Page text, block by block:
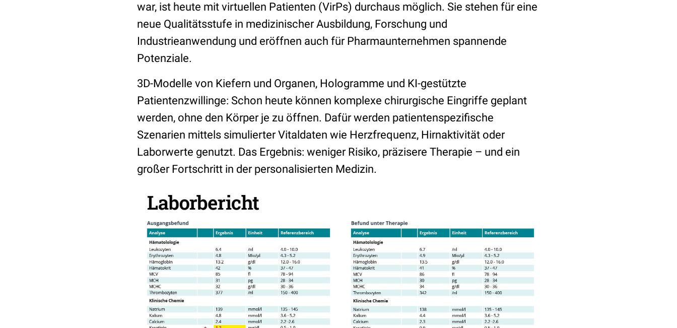
war, ist heute mit virtuellen Patienten (VirPs) durchaus möglich. Sie stehen für eine
neue Qualitätsstufe in medizinischer Ausbildung, Forschung und
Industrieanwendung und eröffnen auch für Pharmaunternehmen spannende
Potenziale.
3D-Modelle von Kiefern und Organen, Hologramme und KI-gestützte
Patientenzwillinge: Schon heute können komplexe chirurgische Eingriffe geplant
werden, ohne den Körper je zu öffnen. Dafür werden patientenspezifische
Szenarien mittels simulierter Vitaldaten wie Herzfrequenz, Hirnaktivität oder
Laborwerte genutzt. Das Ergebnis: weniger Risiko, präzisere Therapie – und ein
großer Fortschritt in der personalisierten Medizin.